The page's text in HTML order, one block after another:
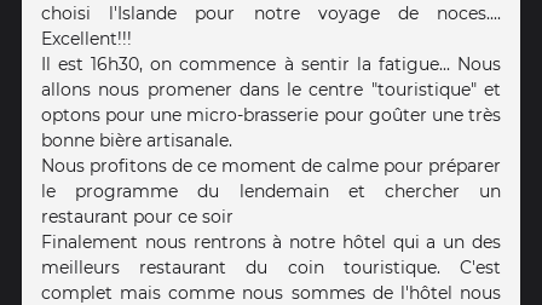
choisi l'Islande pour notre voyage de noces....
Excellent!!!
Il est 16h30, on commence à sentir la fatigue... Nous
allons nous promener dans le centre "touristique" et
optons pour une micro-brasserie pour goûter une très
bonne bière artisanale.
Nous profitons de ce moment de calme pour préparer
le programme du lendemain et chercher un
restaurant pour ce soir
Finalement nous rentrons à notre hôtel qui a un des
meilleurs restaurant du coin touristique. C'est
complet mais comme nous sommes de l'hôtel nous